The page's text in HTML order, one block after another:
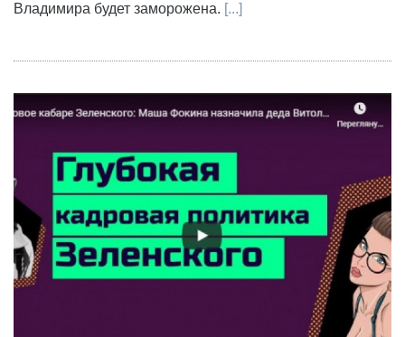
Владимира будет заморожена. [...]